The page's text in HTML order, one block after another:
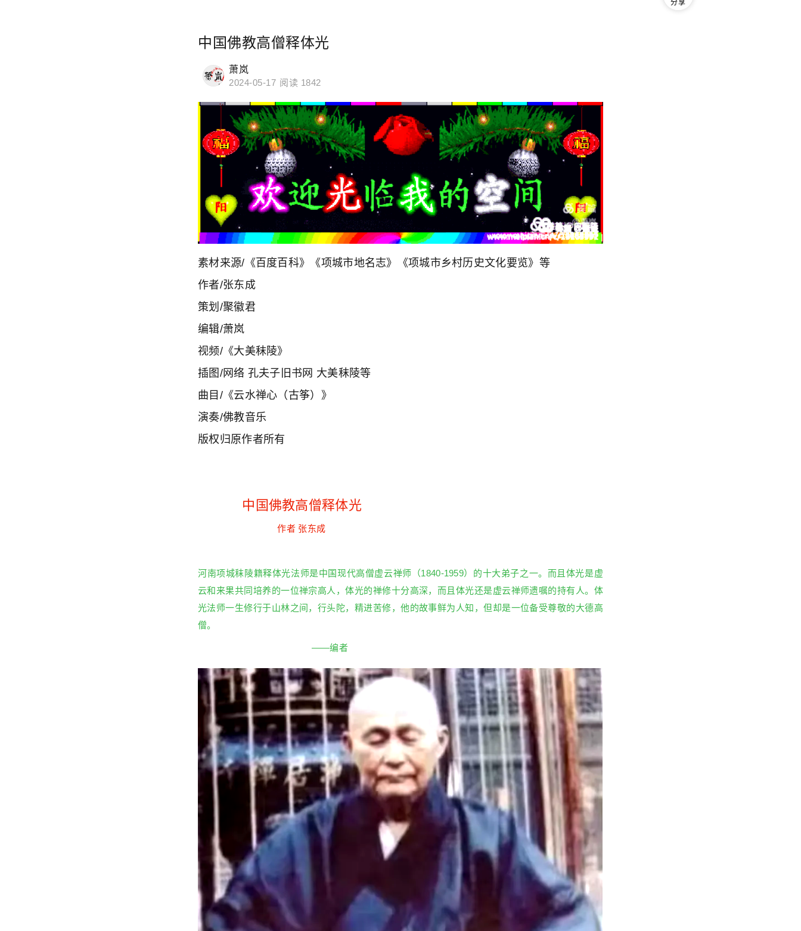
中国佛教高僧释体光
萧岚
2024-05-17 阅读 1842
素材来源/《百度百科》《项城市地名志》《项城市乡村历史文化要览》等
作者/张东成
策划/聚徽君
编辑/萧岚
视频/《大美秣陵》
插图/网络 孔夫子旧书网 大美秣陵等
曲目/《云水禅心（古筝）》
演奏/佛教音乐
版权归原作者所有
中国佛教高僧释体光
作者 张东成
河南项城秣陵籍释体光法师是中国现代高僧虚云禅师（1840-1959）的十大弟子之一。而且体光是虚
云和来果共同培养的一位禅宗高人，体光的禅修十分高深，而且体光还是虚云禅师遗嘱的持有人。体
光法师一生修行于山林之间，行头陀，精进苦修，他的故事鲜为人知，但却是一位备受尊敬的大德高
僧。
——编者
分享